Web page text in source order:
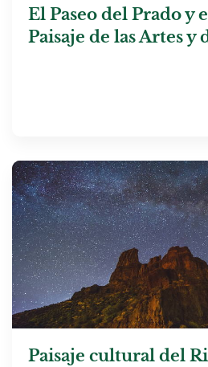
El Paseo del Prado y
Paisaje de las Artes y
Paisaje cultural del